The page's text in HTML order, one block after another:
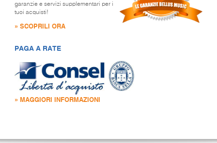
garanzie e servizi supplementari per i
tuoi acquisti!
» SCOPRILI ORA
PAGA A RATE
» MAGGIORI INFORMAZIONI